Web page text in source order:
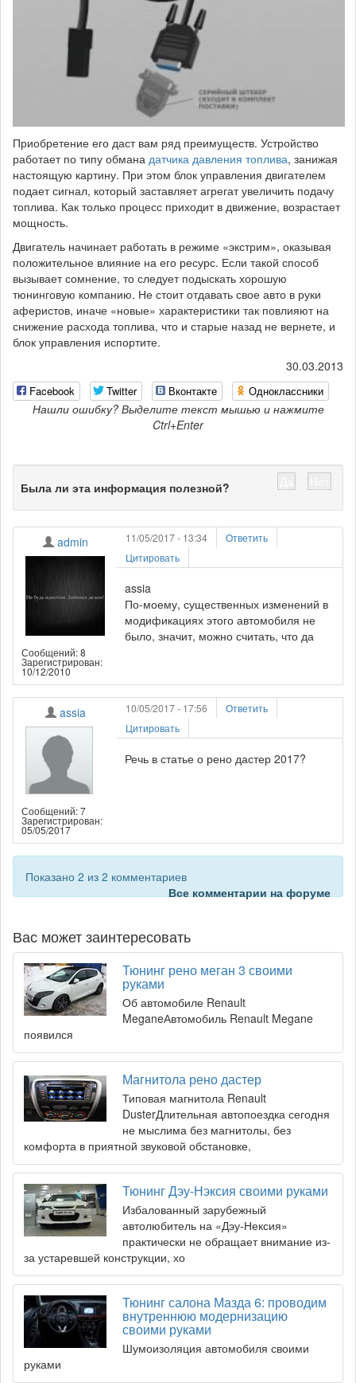
Приобретение его даст вам ряд преимуществ. Устройство
работает по типу обмана датчика давления топлива, занижая
настоящую картину. При этом блок управления двигателем
подает сигнал, который заставляет агрегат увеличить подачу
топлива. Как только процесс приходит в движение, возрастает
мощность.
Двигатель начинает работать в режиме «экстрим», оказывая
положительное влияние на его ресурс. Если такой способ
вызывает сомнение, то следует подыскать хорошую
тюнинговую компанию. Не стоит отдавать свое авто в руки
аферистов, иначе «новые» характеристики так повлияют на
снижение расхода топлива, что и старые назад не вернете, и
блок управления испортите.
30.03.2013
Facebook Twitter Вконтакте Одноклассники
Нашли ошибку? Выделите текст мышью и нажмите
Ctrl+Enter
Была ли эта информация полезной?
admin
Сообщений: 8
Зарегистрирован:
10/12/2010
11/05/2017 - 13:34
Ответить
Цитировать
assia
По-моему, существенных изменений в
модификациях этого автомобиля не
было, значит, можно считать, что да
assia
Сообщений: 7
Зарегистрирован:
05/05/2017
10/05/2017 - 17:56
Ответить
Цитировать
Речь в статье о рено дастер 2017?
Показано 2 из 2 комментариев
Все комментарии на форуме
Вас может заинтересовать
Тюнинг рено меган 3 своими
руками
Об автомобиле Renault
MeganeАвтомобиль Renault Megane
появился
Магнитола рено дастер
Типовая магнитола Renault
DusterДлительная автопоездка сегодня
не мыслима без магнитолы, без
комфорта в приятной звуковой обстановке,
Тюнинг Дэу-Нэксия своими руками
Избалованный зарубежный
автолюбитель на «Дэу-Нексия»
практически не обращает внимание из-
за устаревшей конструкции, хо
Тюнинг салона Мазда 6: проводим
внутреннюю модернизацию
своими руками
Шумоизоляция автомобиля своими
руками